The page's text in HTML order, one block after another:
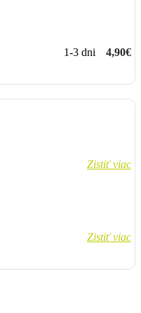
1-3 dni 4,90€
Zistiť viac
Zistiť viac